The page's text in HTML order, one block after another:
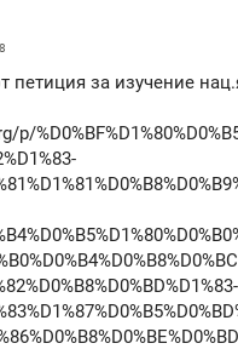
петиция за изучение